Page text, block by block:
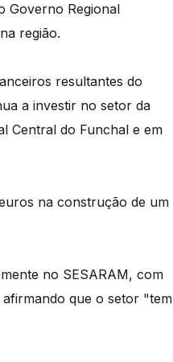
Governo Regional
região.
resultantes do
a investir no setor da
Central do Funchal e em
na construção de um
no SESARAM, com
que o setor "tem